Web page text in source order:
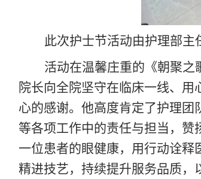
此次护士节活动由护理部主
活动在温馨庄重的 《朝聚之
院长向全院坚守在临床一线、
心的感谢。他高度肯定了护理
等各项工作中的责任与担当，
一位患者的眼健康，用行动诠释
精进技艺，持续提升服务品质，